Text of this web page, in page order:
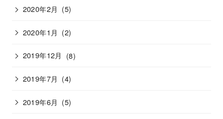
2020年2月 (5)
2020年1月 (2)
2019年12月 (8)
2019年7月 (4)
2019年6月 (5)